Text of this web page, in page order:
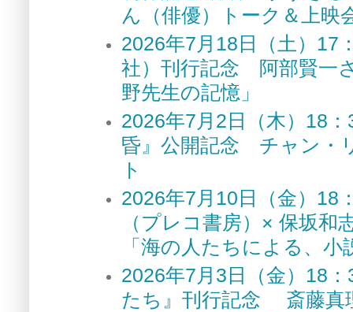
ん（俳優）トーク＆上
2026年7月18日（土）17
社）刊行記念 阿部賢一
野先生の記憶」
2026年7月2日（木）18
昏』公開記念 チャン・
ト
2026年7月10日（金）
（プレコ書房）× 保坂
「海の人たちによる、
2026年7月3日（金）18
たち』刊行記念 斎藤真